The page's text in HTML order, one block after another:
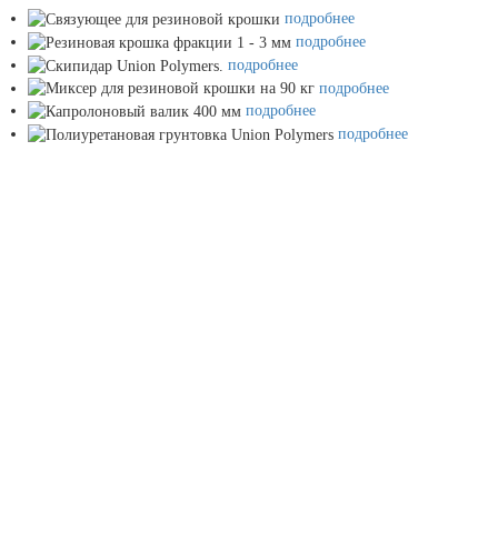
подробнее
подробнее
подробнее
подробнее
подробнее
подробнее